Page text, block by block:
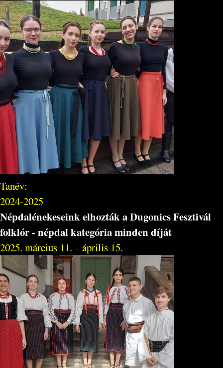
Tanév:
2024-2025
Népdalénekeseink elhozták a Dugonics Fesztivál
folklór - népdal kategória minden díját
2025. március 11. – április 15.